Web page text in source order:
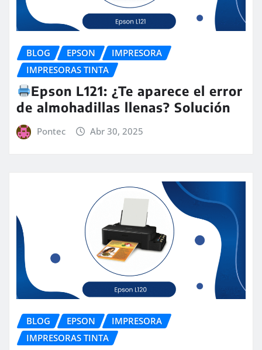
BLOG EPSON
IMPRESORA
IMPRESORAS TINTA
Epson L121: ¿Te aparece el error
de almohadillas llenas? Solución
Pontec Abr 30, 2025
BLOG EPSON
IMPRESORA
IMPRESORAS TINTA